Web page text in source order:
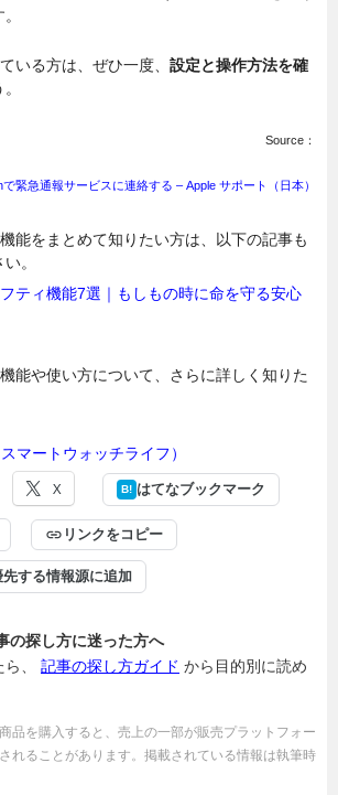
いる方は、ぜひ一度、 設定と操作方法を確
Source：
緊急通報サービスに連絡する – Apple サポート（日本）
能をまとめて知りたい方は、以下の記事も
。
ティ機能7選｜もしもの時に命を守る安心
能や使い方について、さらに詳しく知りた
マートウォッチライフ）
X B! はてなブックマーク
リンクをコピー
する情報源に追加
の探し方に迷った方へ
、 記事の探し方ガイド から目的別に読め
品を購入すると、売上の一部が販売プラットフォー
れることがあります。掲載されている情報は執筆時